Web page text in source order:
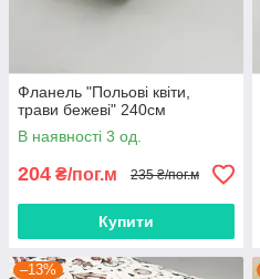
Фланель "Польові квіти,
трави бежеві" 240см
В наявності 3 од.
204 ₴/пог.м 235 ₴/пог.м
Купити
–13%